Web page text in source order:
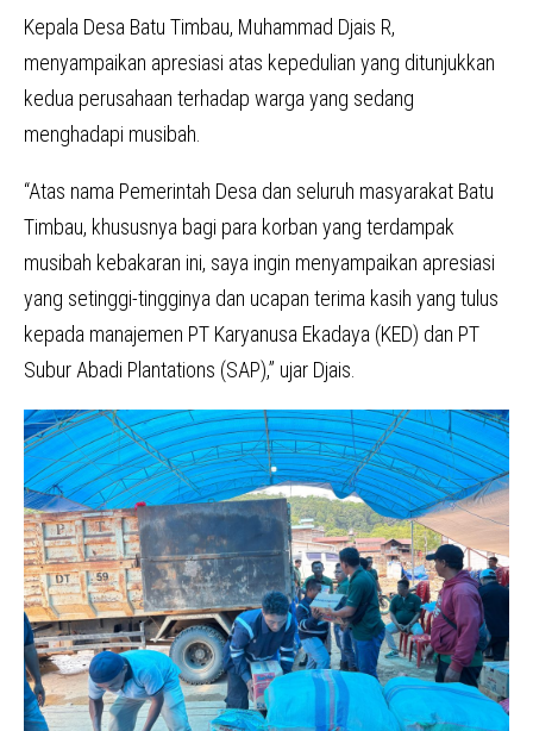
Kepala Desa Batu Timbau, Muhammad Djais R,
menyampaikan apresiasi atas kepedulian yang ditunjukkan
kedua perusahaan terhadap warga yang sedang
menghadapi musibah.
“Atas nama Pemerintah Desa dan seluruh masyarakat Batu
Timbau, khususnya bagi para korban yang terdampak
musibah kebakaran ini, saya ingin menyampaikan apresiasi
yang setinggi-tingginya dan ucapan terima kasih yang tulus
kepada manajemen PT Karyanusa Ekadaya (KED) dan PT
Subur Abadi Plantations (SAP),” ujar Djais.